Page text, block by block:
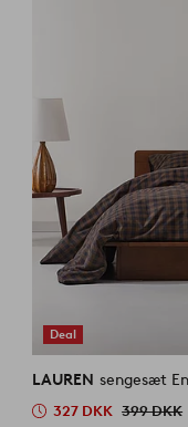
Deal
LAUREN sengesæt
327 DKK 399 DKK